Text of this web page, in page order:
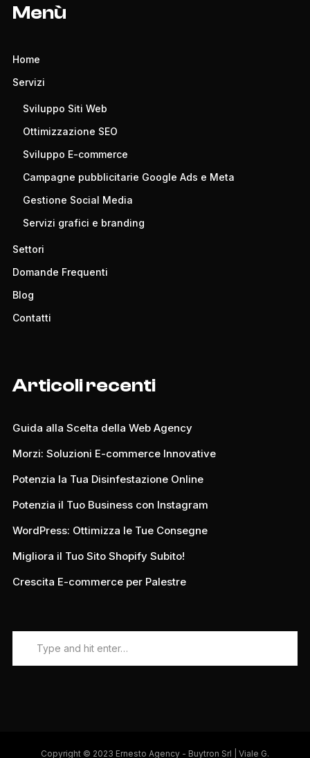
Menù
Home
Servizi
Sviluppo Siti Web
Ottimizzazione SEO
Sviluppo E-commerce
Campagne pubblicitarie Google Ads e Meta
Gestione Social Media
Servizi grafici e branding
Settori
Domande Frequenti
Blog
Contatti
Articoli recenti
Guida alla Scelta della Web Agency
Morzi: Soluzioni E-commerce Innovative
Potenzia la Tua Disinfestazione Online
Potenzia il Tuo Business con Instagram
WordPress: Ottimizza le Tue Consegne
Migliora il Tuo Sito Shopify Subito!
Crescita E-commerce per Palestre
Copyright © 2023 Ernesto Agency - Buytron Srl | Viale G.